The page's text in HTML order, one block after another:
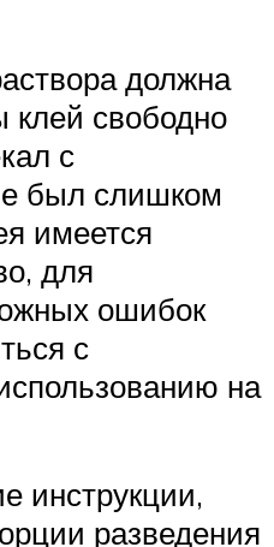
должна
клей свободно
с
был слишком
имеется
для
ошибок
с
на
инструкции,
разведения